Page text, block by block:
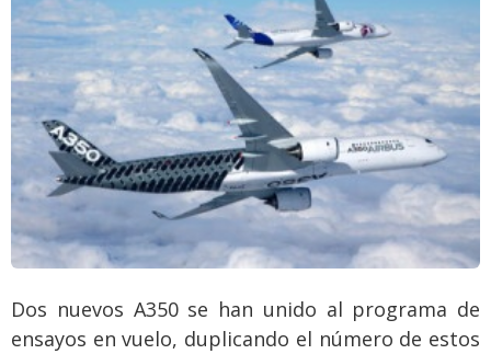
Dos nuevos A350 se han unido al programa de
ensayos en vuelo, duplicando el número de estos